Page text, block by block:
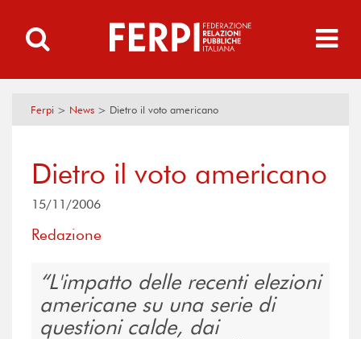
Ferpi > News > Dietro il voto americano
Dietro il voto americano
15/11/2006
Redazione
L'impatto delle recenti elezioni
americane su una serie di
questioni calde, dai